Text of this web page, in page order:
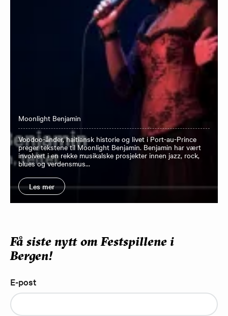
Moonlight Benjamin
Voodoo-ånder, haitiansk historie og livet i Port-au-Prince
preger tekstene til Moonlight Benjamin. Benjamin har vært
involvert i en rekke musikalske prosjekter innen jazz, rock,
blues og verdensmus…
Les mer
Få siste nytt om Festspillene i
Bergen!
E-post